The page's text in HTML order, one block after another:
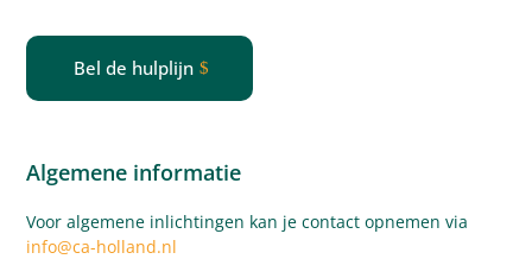
Bel de hulplijn
Algemene informatie
Voor algemene inlichtingen kan je contact opnemen via
info@ca-holland.nl